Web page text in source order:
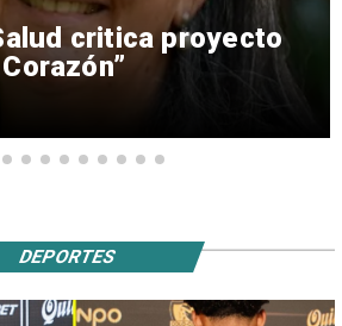
critica proyecto
DEPORTES